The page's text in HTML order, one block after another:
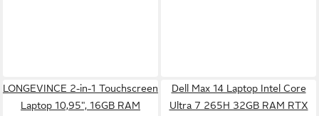
LONGEVINCE 2-in-1 Touchscreen
Laptop 10,95", 16GB RAM
Dell Max 14 Laptop Intel Core
Ultra 7 265H 32GB RAM RTX